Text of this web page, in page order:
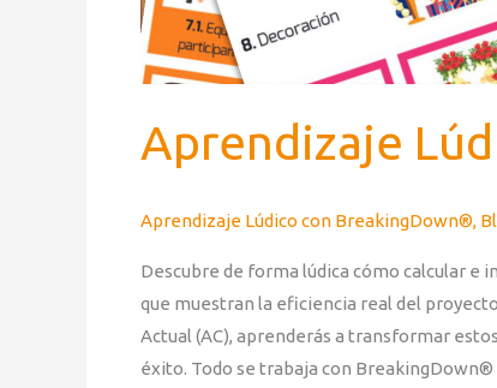
Aprendizaje
Aprendizaje Lúdico con BreakingDown®,
Descubre de forma lúdica cómo calcular e
que muestran la eficiencia real del
Actual (AC), aprenderás a transformar
éxito. Todo se trabaja con